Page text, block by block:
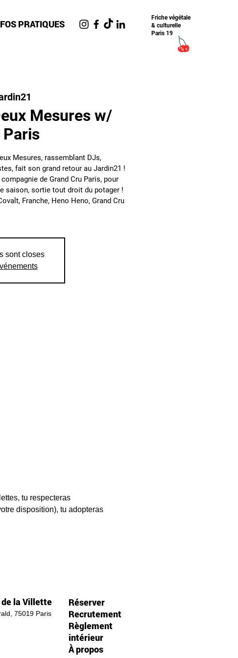
PRATIQUES
Friche​ végétale
& culturelle
Paris 19
Mesures w/
Paris
Mesures, rassemblant DJs,
fait son grand retour au Jardin21 !
de Grand Cru Paris, pour
saison, sortie tout droit du potager !
Franche, Heno Heno, Grand Cru
sont closes
tu respecteras
disposition), tu adopteras
la Villette
75019 Paris
Réserver
Recrutement
Règlement
intérieur
À propos